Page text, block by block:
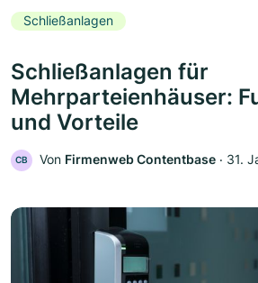
Schließanlagen
Schließanlagen für
Mehrparteienhäuser:
und Vorteile
CB Von Firmenweb Contentbase ‧ 31.